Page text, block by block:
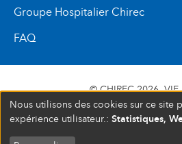
Groupe Hospitalier Chirec
FAQ
© CHIREC 2026 VIE
SIÈGE SOCIAL BOULEVARD DU
BRUXELLES N°
Nous utilisons des cookies sur ce site
expérience utilisateur.: Statistiques,